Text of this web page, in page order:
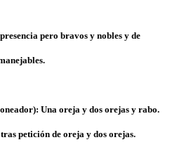
pero bravos y nobles y de
Una oreja y dos orejas y rabo.
petición de oreja y dos orejas.